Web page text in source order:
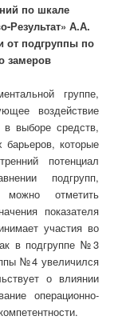
по шкале
Результат» А.А.
от подгруппы по
замеров
группе,
воздействие
в выборе средств,
барьеров, которые
потенциал
подгрупп,
отметить
показателя
участия во
в подгруппе №3
№4 увеличился
о влиянии
операционно-